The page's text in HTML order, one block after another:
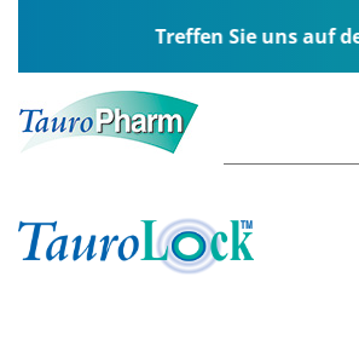
Treffen Sie uns auf